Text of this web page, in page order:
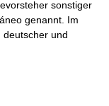
sonstiger
genannt. Im
deutscher und